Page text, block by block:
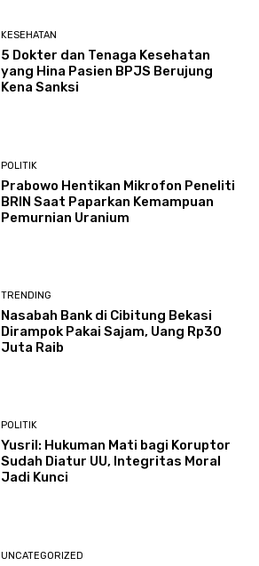
KESEHATAN
5 Dokter dan Tenaga Kesehatan
yang Hina Pasien BPJS Berujung
Kena Sanksi
POLITIK
Prabowo Hentikan Mikrofon Peneliti
BRIN Saat Paparkan Kemampuan
Pemurnian Uranium
TRENDING
Nasabah Bank di Cibitung Bekasi
Dirampok Pakai Sajam, Uang Rp30
Juta Raib
POLITIK
Yusril: Hukuman Mati bagi Koruptor
Sudah Diatur UU, Integritas Moral
Jadi Kunci
UNCATEGORIZED